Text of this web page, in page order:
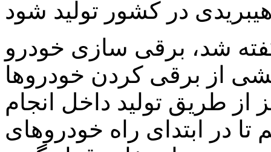
شد، برقی سازی خودرو
از برقی کردن خودروها
طریق تولید داخل انجام
تا در ابتدای راه خودروهای